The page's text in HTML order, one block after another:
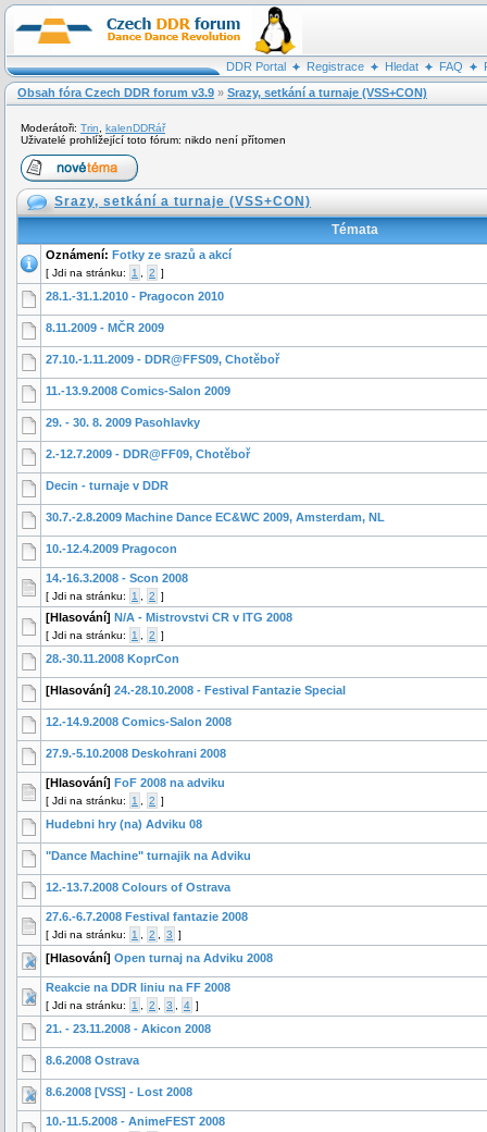
DDR Portal Registrace Hledat FAQ
Obsah fóra Czech DDR forum v3.9 » Srazy, setkání a turnaje (VSS+CON)
Moderátoři: Trin
kalenDDRář
Uživatelé prohlížející toto fórum: nikdo není přítomen
Srazy, setkání a turnaje (VSS+CON)
Témata
Oznámení: Fotky ze srazů a akcí
[ Jdi na stránku: 1 2 ]
28.1.-31.1.2010 - Pragocon 2010
8.11.2009 - MČR 2009
27.10.-1.11.2009 - DDR@FFS09, Chotěboř
11.-13.9.2008 Comics-Salon 2009
29. - 30. 8. 2009 Pasohlavky
2.-12.7.2009 - DDR@FF09, Chotěboř
Decin - turnaje v DDR
30.7.-2.8.2009 Machine Dance EC&WC 2009, Amsterdam, NL
10.-12.4.2009 Pragocon
14.-16.3.2008 - Scon 2008
[ Jdi na stránku: 1 2 ]
[Hlasování] N/A - Mistrovstvi CR v ITG 2008
[ Jdi na stránku: 1 2 ]
28.-30.11.2008 KoprCon
[Hlasování] 24.-28.10.2008 - Festival Fantazie Special
12.-14.9.2008 Comics-Salon 2008
27.9.-5.10.2008 Deskohrani 2008
[Hlasování] FoF 2008 na adviku
[ Jdi na stránku: 1 2 ]
Hudebni hry (na) Adviku 08
"Dance Machine" turnajik na Adviku
12.-13.7.2008 Colours of Ostrava
27.6.-6.7.2008 Festival fantazie 2008
[ Jdi na stránku: 1 2 3 ]
[Hlasování] Open turnaj na Adviku 2008
Reakcie na DDR liniu na FF 2008
[ Jdi na stránku: 1 2 3 4 ]
21. - 23.11.2008 - Akicon 2008
8.6.2008 Ostrava
8.6.2008 [VSS] - Lost 2008
10.-11.5.2008 - AnimeFEST 2008